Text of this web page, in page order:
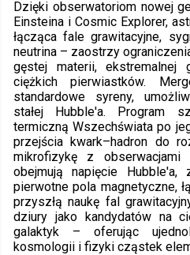
Dzięki obserwatoriom nowej
Einsteina i Cosmic Explorer,
łącząca fale grawitacyjne,
neutrina – zaostrzy
gęstej materii, ekstremalnej
ciężkich pierwiastków.
standardowe syreny,
stałej Hubble'a. Program
termiczną Wszechświata po
przejścia kwark–hadron do
mikrofizykę z obserwacjami
obejmują napięcie Hubble'a,
pierwotne pola magnetyczne,
przyszłą naukę fal
dziury jako kandydatów na
galaktyk – oferując
kosmologii i fizyki cząstek